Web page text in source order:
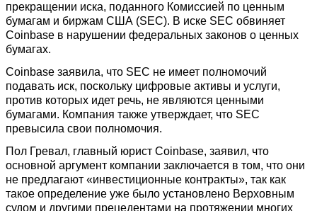
прекращении иска, поданного Комиссией по ценным
бумагам и биржам США (SEC). В иске SEC обвиняет
Coinbase в нарушении федеральных законов о ценных
бумагах.
Coinbase заявила, что SEC не имеет полномочий
подавать иск, поскольку цифровые активы и услуги,
против которых идет речь, не являются ценными
бумагами. Компания также утверждает, что SEC
превысила свои полномочия.
Пол Гревал, главный юрист Coinbase, заявил, что
основной аргумент компании заключается в том, что они
не предлагают «инвестиционные контракты», так как
такое определение уже было установлено Верховным
судом и другими прецедентами на протяжении многих